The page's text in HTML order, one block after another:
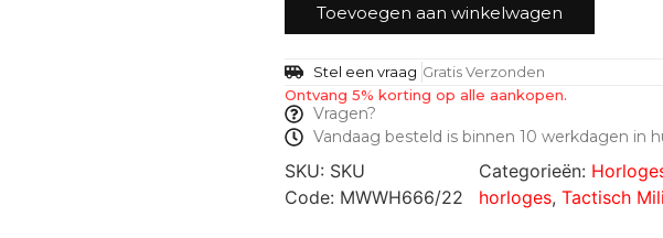
Toevoegen aan winkelwagen
Stel een vraag Gratis Verzonden
Ontvang 5% korting op alle aankopen.
Vragen?
Vandaag besteld is binnen 10 werkdagen in
SKU: SKU
Code: MWWH666/22
Categorieën:
horloges, Tactisch